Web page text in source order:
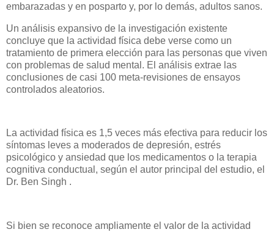
embarazadas y en posparto y, por lo demás, adultos sanos.
Un análisis expansivo de la investigación existente
concluye que la actividad física debe verse como un
tratamiento de primera elección para las personas que viven
con problemas de salud mental. El análisis extrae las
conclusiones de casi 100 meta-revisiones de ensayos
controlados aleatorios.
La actividad física es 1,5 veces más efectiva para reducir los
síntomas leves a moderados de depresión, estrés
psicológico y ansiedad que los medicamentos o la terapia
cognitiva conductual, según el autor principal del estudio, el
Dr. Ben Singh .
Si bien se reconoce ampliamente el valor de la actividad